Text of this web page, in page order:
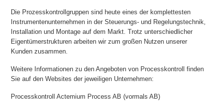
Die Prozesskontrollgruppen sind heute eines der komplettesten
Instrumentenunternehmen in der Steuerungs- und Regelungstechnik,
Installation und Montage auf dem Markt. Trotz unterschiedlicher
Eigentümerstrukturen arbeiten wir zum großen Nutzen unserer
Kunden zusammen.
Weitere Informationen zu den Angeboten von Processkontroll finden
Sie auf den Websites der jeweiligen Unternehmen:
Processkontroll Actemium Process AB (vormals AB)